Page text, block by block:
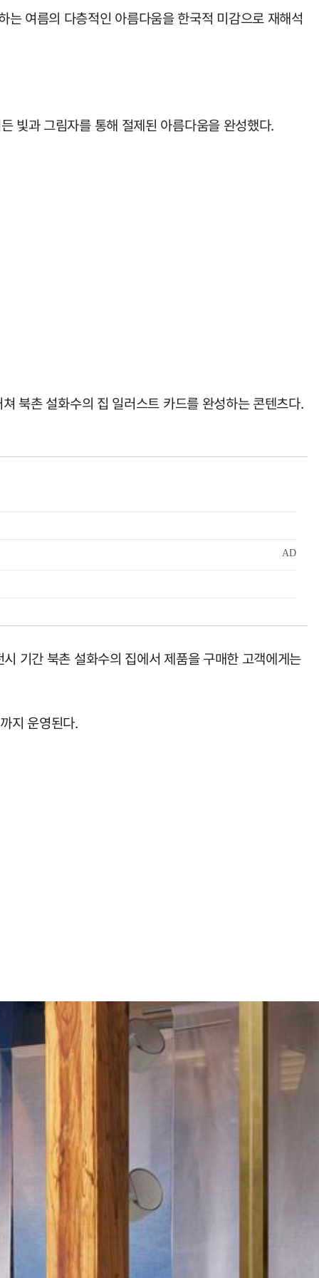
여름의 다층적인 아름다움을 한국적 미감으로 재해석
빛과 그림자를 통해 절제된 아름다움을 완성했다.
북촌 설화수의 집 일러스트 카드를 완성하는 콘텐츠다.
기간 북촌 설화수의 집에서 제품을 구매한 고객에게는
지 운영된다.